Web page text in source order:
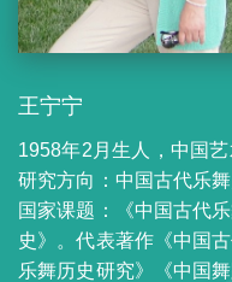
王宁宁
1958年2月生人，中国
研究方向：中国古代乐
国家课题：《中国古代
史》。代表著作《中国
乐舞历史研究》《中国